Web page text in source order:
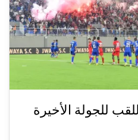
للجولة الأخيرة